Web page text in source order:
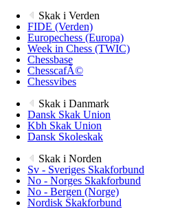
Skak i Verden
FIDE (Verden)
Europechess (Europa)
Week in Chess (TWIC)
Chessbase
ChesscafÃ©
Chessvibes
Skak i Danmark
Dansk Skak Union
Kbh Skak Union
Dansk Skoleskak
Skak i Norden
Sv - Sveriges Skakforbund
No - Norges Skakforbund
No - Bergen (Norge)
Nordisk Skakforbund